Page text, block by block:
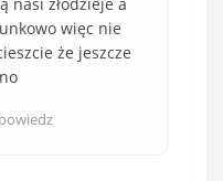
więc nie
że jeszcze